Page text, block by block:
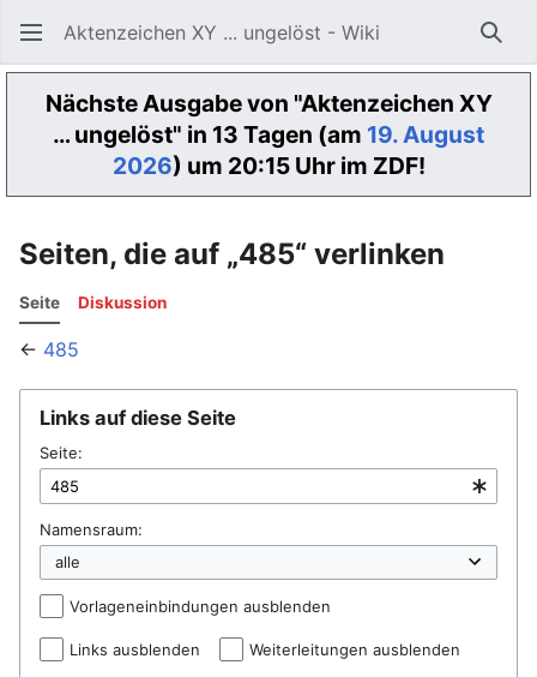
Aktenzeichen XY ... ungelöst - Wiki
Nächste Ausgabe von "Aktenzeichen XY
… ungelöst" in 13 Tagen (am 19. August
2026) um 20:15 Uhr im ZDF!
Seiten, die auf „485“ verlinken
Seite Diskussion
← 485
Links auf diese Seite
Seite:
Namensraum:
Vorlageneinbindungen ausblenden
Links ausblenden Weiterleitungen ausblenden